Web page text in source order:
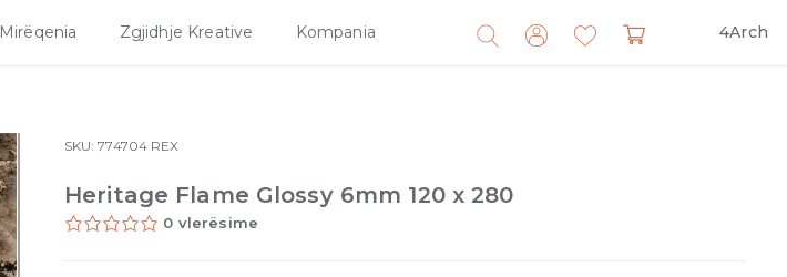
Mirëqenia Zgjidhje Kreative Kompania 4Arch
Search
for:
SKU:774704 REX
Heritage Flame Glossy 6mm 120 x 280
0 vlerësime